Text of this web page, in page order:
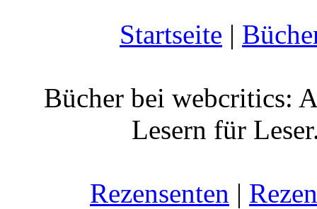
Startseite |
Bücher bei webcritics:
Lesern für
Rezensenten |